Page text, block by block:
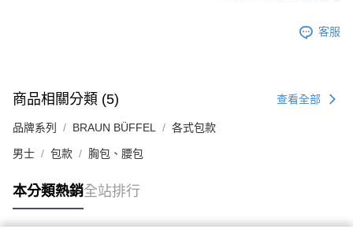
客服
商品相關分類 (5) 查看全部
品牌系列 BRAUN BÜFFEL 各式包款
男士 包款 胸包、腰包
本分類熱銷全站排行